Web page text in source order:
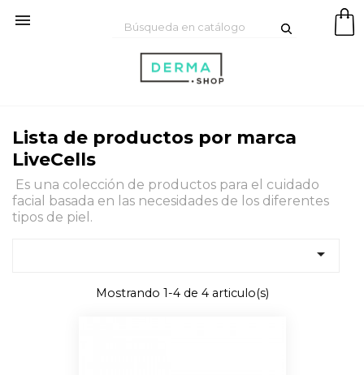

Lista de productos por marca
LiveCells
Es una colección de productos para el cuidado
facial basada en las necesidades de los diferentes
tipos de piel.

Mostrando 1-4 de 4 articulo(s)